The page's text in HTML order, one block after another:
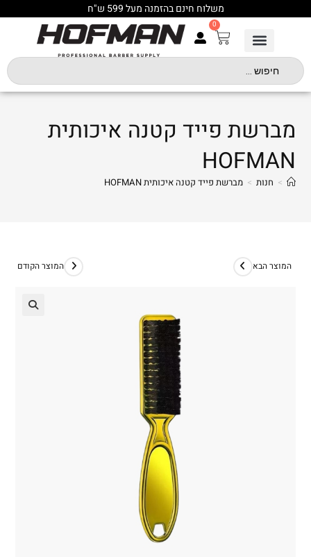
משלוח חינם בהזמנה מעל 599 ש"ח
0
מברשת פייד קטנה איכותית
HOFMAN
> חנות > מברשת פייד קטנה איכותית HOFMAN
המוצר הקודם המוצר הבא